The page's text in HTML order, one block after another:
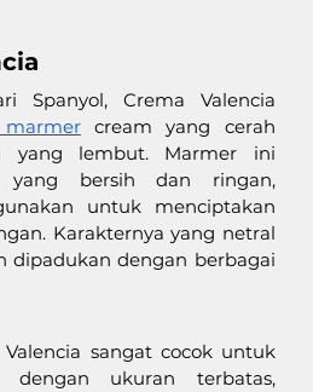
Spanyol, Crema Valencia
cream yang cerah
yang lembut. Marmer ini
yang bersih dan ringan,
untuk menciptakan
Karakternya yang netral
dipadukan dengan berbagai
sangat cocok untuk
dengan ukuran terbatas,